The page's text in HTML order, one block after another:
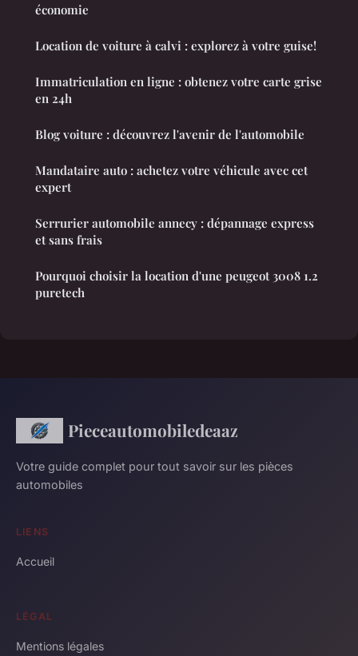
économie
Location de voiture à calvi : explorez à votre guise!
Immatriculation en ligne : obtenez votre carte grise
en 24h
Blog voiture : découvrez l'avenir de l'automobile
Mandataire auto : achetez votre véhicule avec cet
expert
Serrurier automobile annecy : dépannage express
et sans frais
Pourquoi choisir la location d'une peugeot 3008 1.2
puretech
Pieceautomobiledeaaz
Votre guide complet pour tout savoir sur les pièces
automobiles
LIENS
Accueil
LÉGAL
Mentions légales